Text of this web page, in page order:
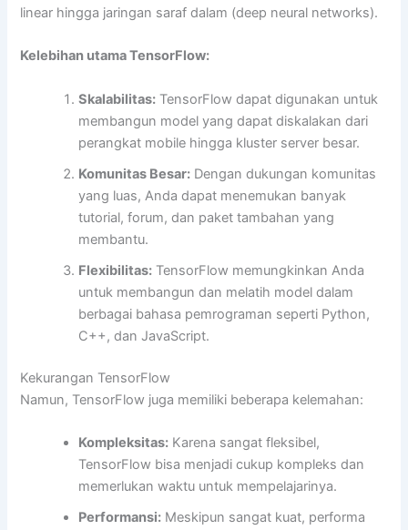
linear hingga jaringan saraf dalam (deep neural networks).
Kelebihan utama TensorFlow:
Skalabilitas: TensorFlow dapat digunakan untuk
membangun model yang dapat diskalakan dari
perangkat mobile hingga kluster server besar.
Komunitas Besar: Dengan dukungan komunitas
yang luas, Anda dapat menemukan banyak
tutorial, forum, dan paket tambahan yang
membantu.
Flexibilitas: TensorFlow memungkinkan Anda
untuk membangun dan melatih model dalam
berbagai bahasa pemrograman seperti Python,
C++, dan JavaScript.
Kekurangan TensorFlow
Namun, TensorFlow juga memiliki beberapa kelemahan:
Kompleksitas: Karena sangat fleksibel,
TensorFlow bisa menjadi cukup kompleks dan
memerlukan waktu untuk mempelajarinya.
Performansi: Meskipun sangat kuat, performa